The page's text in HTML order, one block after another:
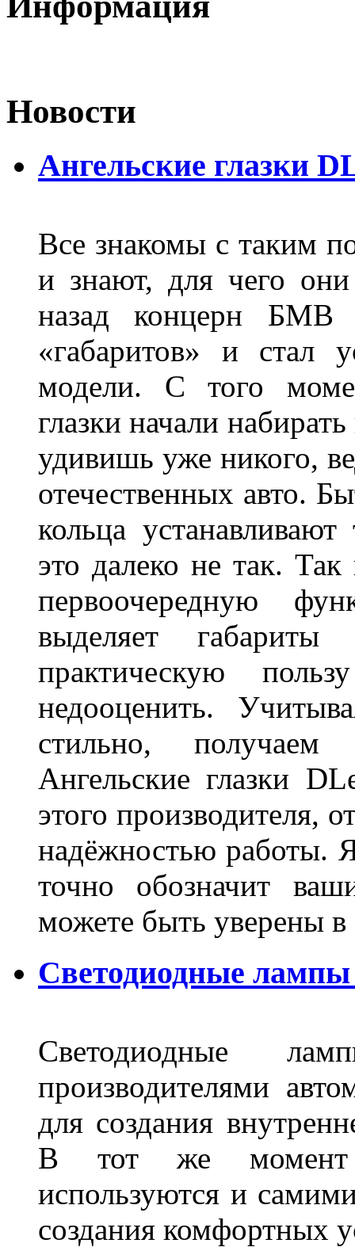
Новости
Ангельские глазки
Все знакомы с таким
и знают, для чего
назад концерн БМВ
«габаритов» и стал
модели. С того
глазки начали
удивишь уже никого,
отечественных авто.
кольца
это далеко не так. Так
первоочередную
выделяет
практическую
недооценить.
стильно,
Ангельские глазки
этого производителя,
надёжностью работы.
точно обозначит
можете быть уверены
Светодиодные
Светодиодные
производителями
для создания
В тот же момент
используются и
создания комфортных